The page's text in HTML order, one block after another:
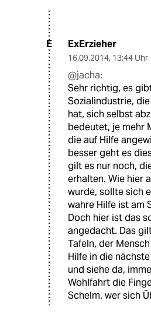
E ExErzieher
16.09.2014, 13:44 Uhr
@jacha:
Sehr richtig, es
Sozialindustrie,
hat, sich selbst
bedeutet, je mehr
die auf Hilfe
besser geht es
gilt es nur noch,
erhalten. Wie hier
wurde, sollte sich
wahre Hilfe ist am
Doch hier ist das
angedacht. Das
Tafeln, der
Hilfe in die
und siehe da,
Wohlfahrt die
Schelm, wer sich